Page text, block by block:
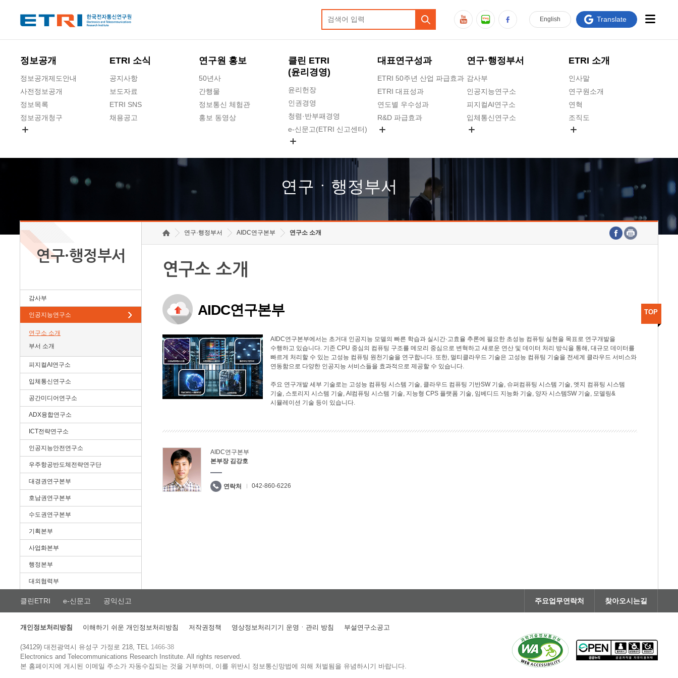
정보공개
정보공개제도안내
사전정보공개
정보목록
정보공개청구
ETRI 소식
공지사항
보도자료
ETRI SNS
채용공고
연구원 홍보
50년사
간행물
정보통신 체험관
홍보 동영상
클린 ETRI
(윤리경영)
윤리헌장
인권경영
청렴·반부패경영
e-신문고(ETRI 신고센터)
고객의소리
수의계약 현황
대표연구성과
ETRI 50주년 산업 파급효과
ETRI 대표성과
연도별 우수성과
R&D 파급효과
연구·행정부서
감사부
인공지능연구소
피지컬AI연구소
입체통신연구소
호남권연구본부
기획본부
ETRI 소개
인사말
연구원소개
연혁
조직도
연구원 고객헌장
주요업무연락처
English Translate
연구ㆍ행정부서
연구·행정부서
감사부
인공지능연구소
연구소 소개
부서 소개
피지컬AI연구소
입체통신연구소
공간미디어연구소
ADX융합연구소
ICT전략연구소
인공지능안전연구소
우주항공반도체전략연구단
대경권연구본부
호남권연구본부
수도권연구본부
기획본부
사업화본부
행정본부
대외협력부
연구·행정부서 AIDC연구본부 연구소 소개
연구소 소개
AIDC연구본부
AIDC연구본부에서는 초거대 인공지능 모델의 빠른 학습과 실시간·고효율 추론에 필요한 초성능 컴퓨팅 실현을 목표로 연구개발을
수행하고 있습니다. 기존 CPU 중심의 컴퓨팅 구조를 메모리 중심으로 변혁하고 새로운 연산 및 데이터 처리 방식을 통해, 대규모 데이터를
빠르게 처리할 수 있는 고성능 컴퓨팅 원천기술을 연구합니다. 또한, 멀티클라우드 기술은 고성능 컴퓨팅 기술을 전세계 클라우드 서비스와
연동함으로 다양한 인공지능 서비스들을 효과적으로 제공할 수 있습니다.
주요 연구개발 세부 기술로는 고성능 컴퓨팅 시스템 기술, 클라우드 컴퓨팅 기반SW 기술, 슈퍼컴퓨팅 시스템 기술, 엣지 컴퓨팅 시스템
기술, 스토리지 시스템 기술, AI컴퓨팅 시스템 기술, 지능형 CPS 플랫폼 기술, 임베디드 지능화 기술, 양자 시스템SW 기술, 모델링&
시뮬레이션 기술 등이 있습니다.
AIDC연구본부
본부장 김강호
연락처 042-860-6226
TOP
클린ETRI e-신문고 공익신고 주요업무연락처 찾아오시는길
개인정보처리방침 이해하기 쉬운 개인정보처리방침 저작권정책 영상정보처리기기 운영ㆍ관리 방침 부설연구소공고
(34129) 대전광역시 유성구 가정로 218, TEL 1466-38
Electronics and Telecommunications Research Institute.All rights reserved.
본 홈페이지에 게시된 이메일 주소가 자동수집되는 것을 거부하며, 이를 위반시 정보통신망법에 의해 처벌됨을 유념하시기 바랍니다.